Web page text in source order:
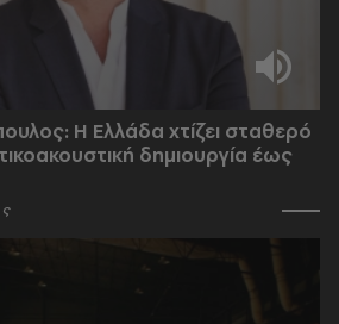
Η Ελλάδα χτίζει σταθερό
δημιουργία έως